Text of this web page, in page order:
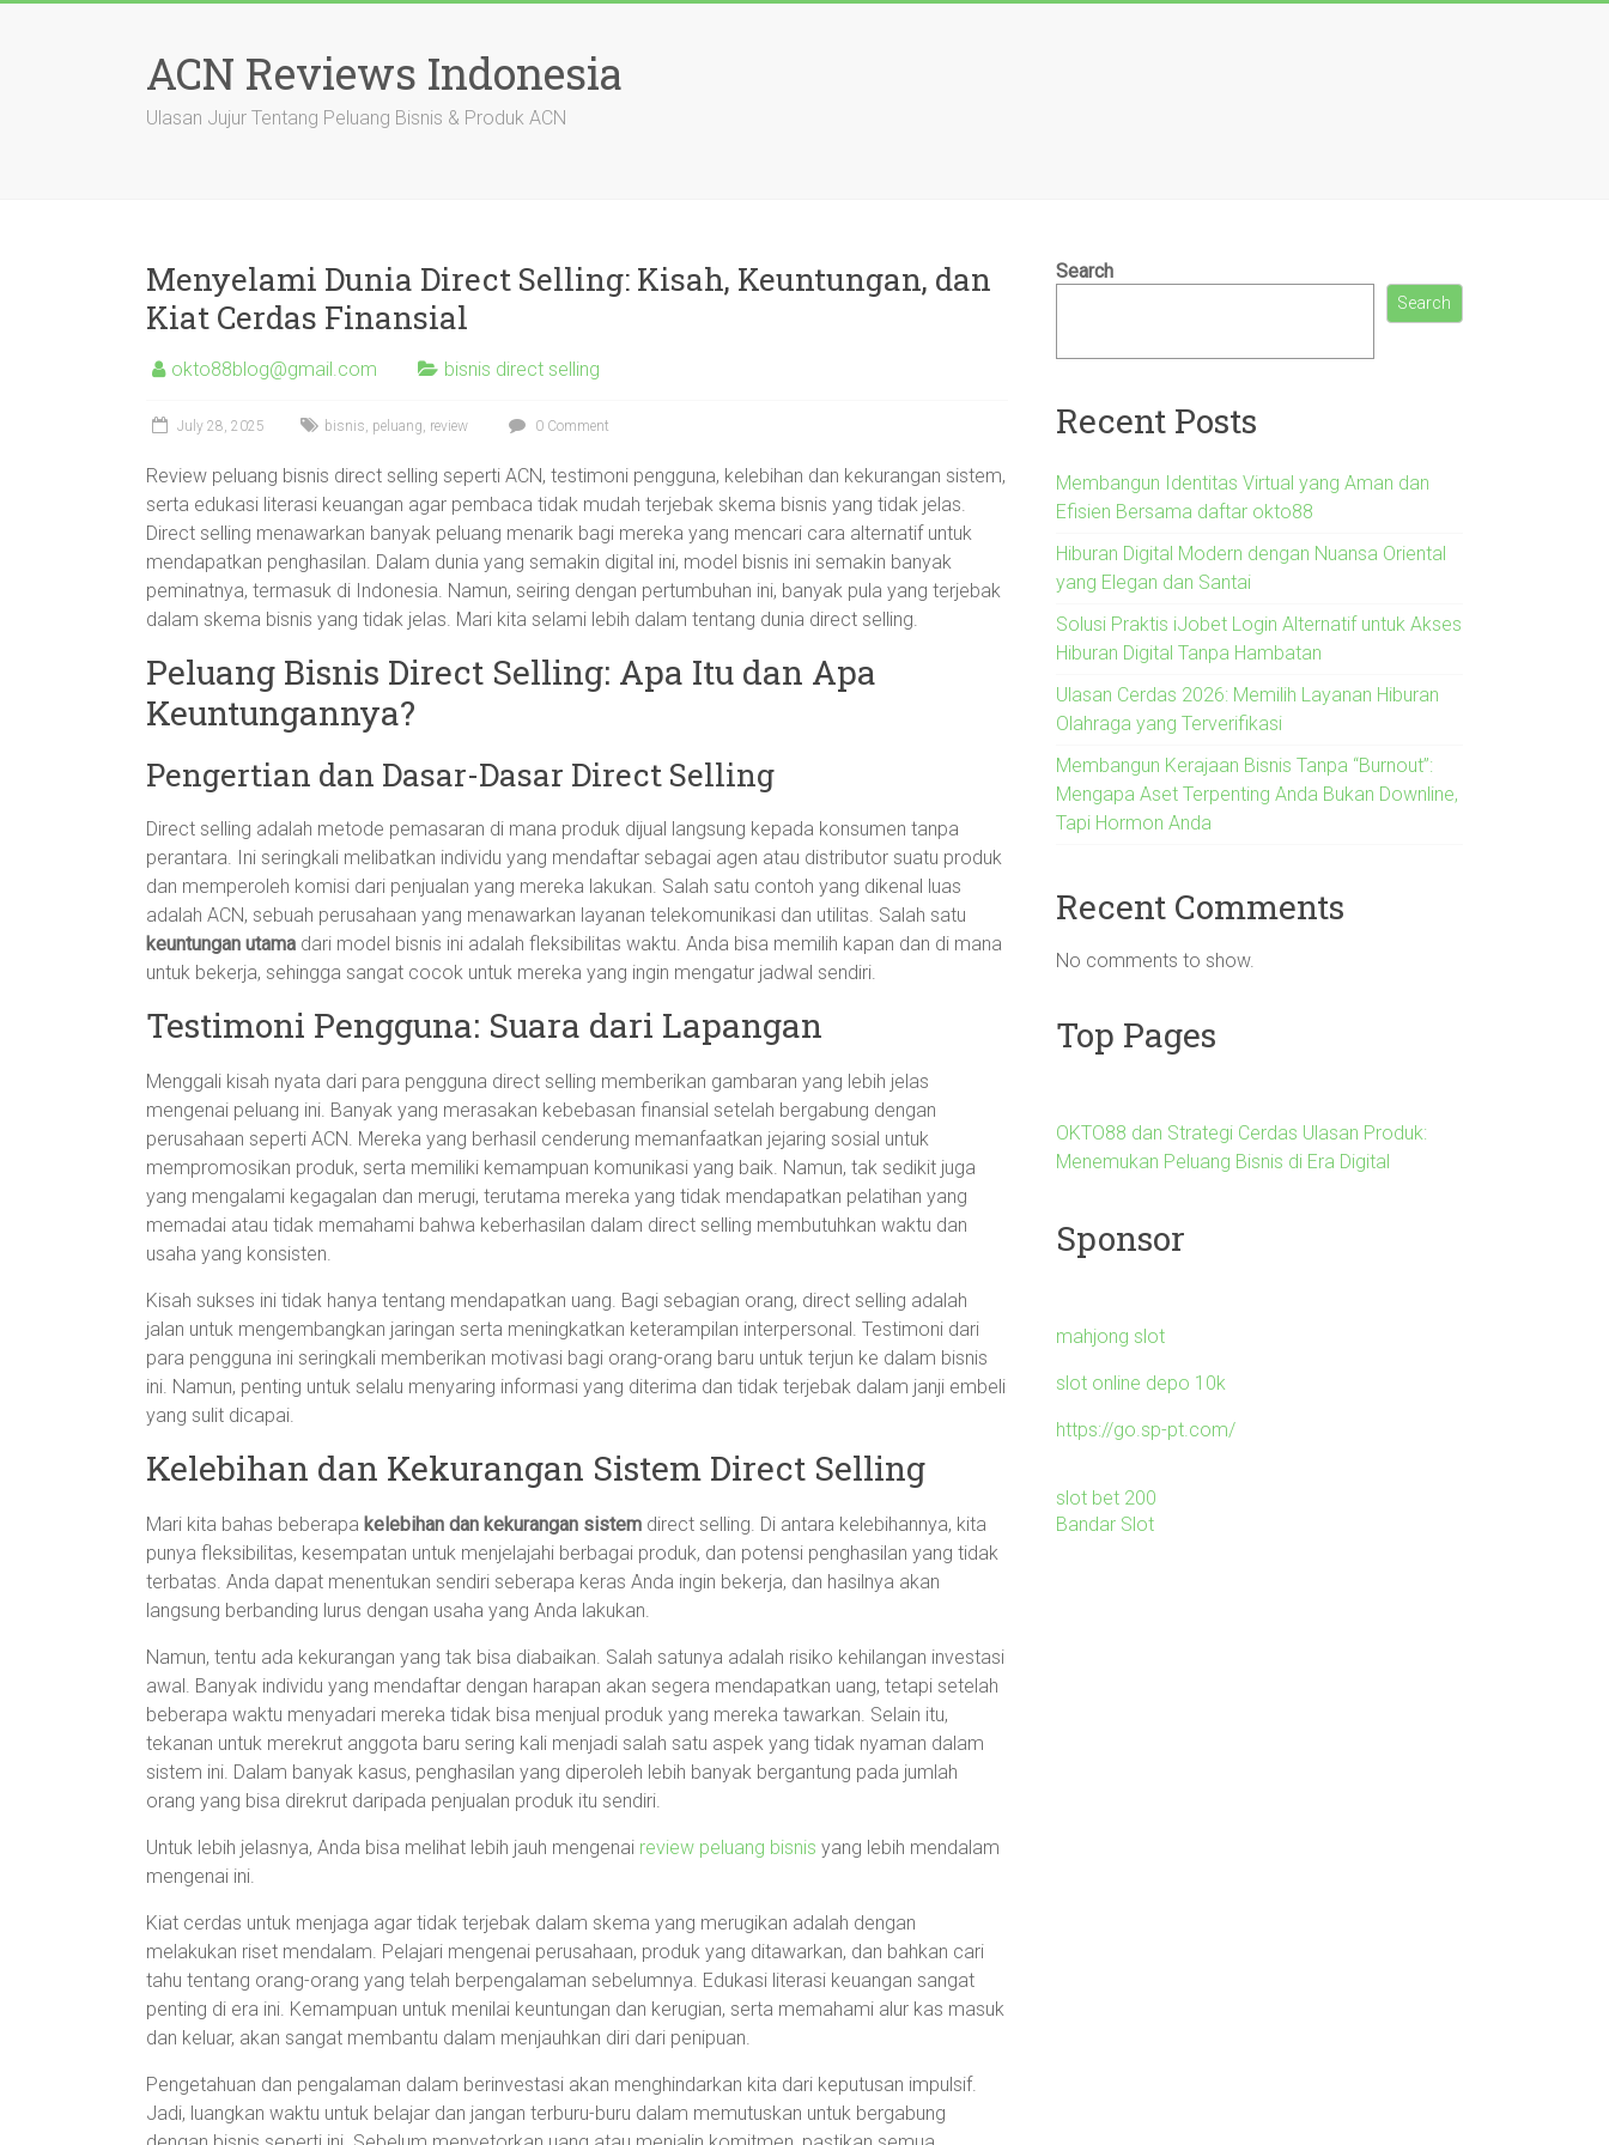
ACN Reviews Indonesia
Ulasan Jujur Tentang Peluang Bisnis & Produk ACN
Menyelami Dunia Direct Selling: Kisah, Keuntungan, dan
Kiat Cerdas Finansial
okto88blog@gmail.com bisnis direct selling
July 28, 2025 bisnis, peluang, review 0 Comment
Review peluang bisnis direct selling seperti ACN, testimoni pengguna, kelebihan dan kekurangan sistem,
serta edukasi literasi keuangan agar pembaca tidak mudah terjebak skema bisnis yang tidak jelas.
Direct selling menawarkan banyak peluang menarik bagi mereka yang mencari cara alternatif untuk
mendapatkan penghasilan. Dalam dunia yang semakin digital ini, model bisnis ini semakin banyak
peminatnya, termasuk di Indonesia. Namun, seiring dengan pertumbuhan ini, banyak pula yang terjebak
dalam skema bisnis yang tidak jelas. Mari kita selami lebih dalam tentang dunia direct selling.
Peluang Bisnis Direct Selling: Apa Itu dan Apa
Keuntungannya?
Pengertian dan Dasar-Dasar Direct Selling
Direct selling adalah metode pemasaran di mana produk dijual langsung kepada konsumen tanpa
perantara. Ini seringkali melibatkan individu yang mendaftar sebagai agen atau distributor suatu produk
dan memperoleh komisi dari penjualan yang mereka lakukan. Salah satu contoh yang dikenal luas
adalah ACN, sebuah perusahaan yang menawarkan layanan telekomunikasi dan utilitas. Salah satu
keuntungan utama dari model bisnis ini adalah fleksibilitas waktu. Anda bisa memilih kapan dan di mana
untuk bekerja, sehingga sangat cocok untuk mereka yang ingin mengatur jadwal sendiri.
Testimoni Pengguna: Suara dari Lapangan
Menggali kisah nyata dari para pengguna direct selling memberikan gambaran yang lebih jelas
mengenai peluang ini. Banyak yang merasakan kebebasan finansial setelah bergabung dengan
perusahaan seperti ACN. Mereka yang berhasil cenderung memanfaatkan jejaring sosial untuk
mempromosikan produk, serta memiliki kemampuan komunikasi yang baik. Namun, tak sedikit juga
yang mengalami kegagalan dan merugi, terutama mereka yang tidak mendapatkan pelatihan yang
memadai atau tidak memahami bahwa keberhasilan dalam direct selling membutuhkan waktu dan
usaha yang konsisten.
Kisah sukses ini tidak hanya tentang mendapatkan uang. Bagi sebagian orang, direct selling adalah
jalan untuk mengembangkan jaringan serta meningkatkan keterampilan interpersonal. Testimoni dari
para pengguna ini seringkali memberikan motivasi bagi orang-orang baru untuk terjun ke dalam bisnis
ini. Namun, penting untuk selalu menyaring informasi yang diterima dan tidak terjebak dalam janji embeli
yang sulit dicapai.
Kelebihan dan Kekurangan Sistem Direct Selling
Mari kita bahas beberapa kelebihan dan kekurangan sistem direct selling. Di antara kelebihannya, kita
punya fleksibilitas, kesempatan untuk menjelajahi berbagai produk, dan potensi penghasilan yang tidak
terbatas. Anda dapat menentukan sendiri seberapa keras Anda ingin bekerja, dan hasilnya akan
langsung berbanding lurus dengan usaha yang Anda lakukan.
Namun, tentu ada kekurangan yang tak bisa diabaikan. Salah satunya adalah risiko kehilangan investasi
awal. Banyak individu yang mendaftar dengan harapan akan segera mendapatkan uang, tetapi setelah
beberapa waktu menyadari mereka tidak bisa menjual produk yang mereka tawarkan. Selain itu,
tekanan untuk merekrut anggota baru sering kali menjadi salah satu aspek yang tidak nyaman dalam
sistem ini. Dalam banyak kasus, penghasilan yang diperoleh lebih banyak bergantung pada jumlah
orang yang bisa direkrut daripada penjualan produk itu sendiri.
Untuk lebih jelasnya, Anda bisa melihat lebih jauh mengenai review peluang bisnis yang lebih mendalam
mengenai ini.
Kiat cerdas untuk menjaga agar tidak terjebak dalam skema yang merugikan adalah dengan
melakukan riset mendalam. Pelajari mengenai perusahaan, produk yang ditawarkan, dan bahkan cari
tahu tentang orang-orang yang telah berpengalaman sebelumnya. Edukasi literasi keuangan sangat
penting di era ini. Kemampuan untuk menilai keuntungan dan kerugian, serta memahami alur kas masuk
dan keluar, akan sangat membantu dalam menjauhkan diri dari penipuan.
Pengetahuan dan pengalaman dalam berinvestasi akan menghindarkan kita dari keputusan impulsif.
Jadi, luangkan waktu untuk belajar dan jangan terburu-buru dalam memutuskan untuk bergabung
Search
Search
Recent Posts
Membangun Identitas Virtual yang Aman dan
Efisien Bersama daftar okto88
Hiburan Digital Modern dengan Nuansa Oriental
yang Elegan dan Santai
Solusi Praktis iJobet Login Alternatif untuk Akses
Hiburan Digital Tanpa Hambatan
Ulasan Cerdas 2026: Memilih Layanan Hiburan
Olahraga yang Terverifikasi
Membangun Kerajaan Bisnis Tanpa “Burnout”:
Mengapa Aset Terpenting Anda Bukan Downline,
Tapi Hormon Anda
Recent Comments
No comments to show.
Top Pages
OKTO88 dan Strategi Cerdas Ulasan Produk:
Menemukan Peluang Bisnis di Era Digital
Sponsor
mahjong slot
slot online depo 10k
https://go.sp-pt.com/
slot bet 200
Bandar Slot